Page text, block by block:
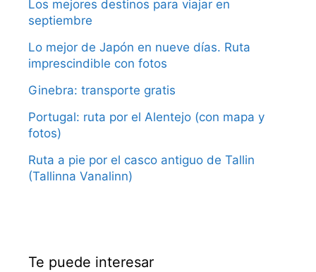
Los mejores destinos para viajar en
septiembre
Lo mejor de Japón en nueve días. Ruta
imprescindible con fotos
Ginebra: transporte gratis
Portugal: ruta por el Alentejo (con mapa y
fotos)
Ruta a pie por el casco antiguo de Tallin
(Tallinna Vanalinn)
Te puede interesar